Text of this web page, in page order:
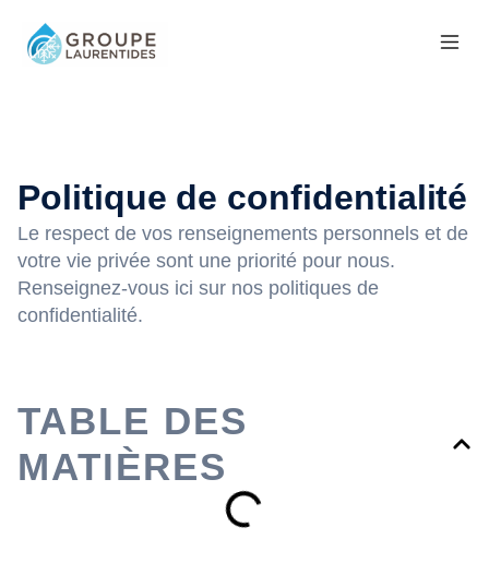
Politique de confidentialité
Le respect de vos renseignements personnels et de
votre vie privée sont une priorité pour nous.
Renseignez-vous ici sur nos politiques de
confidentialité.
TABLE DES
MATIÈRES